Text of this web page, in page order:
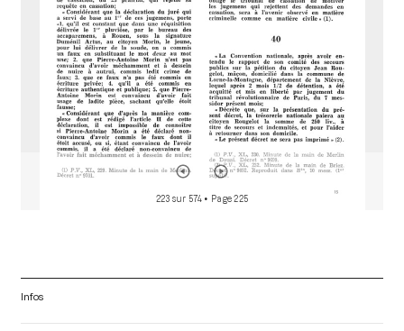
223 sur 574 • Page 225
Infos